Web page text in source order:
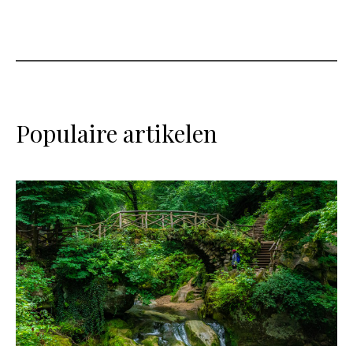
Populaire artikelen